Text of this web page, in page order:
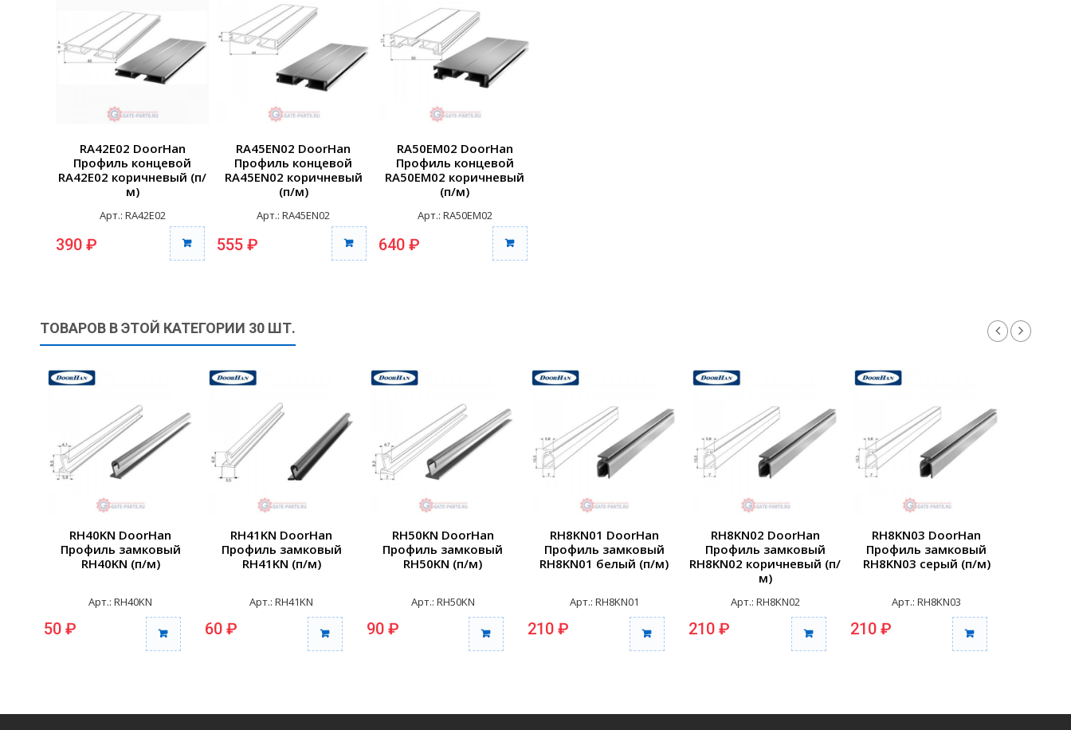
RA42E02 DoorHan
Профиль концевой
RA42E02 коричневый (п/
м)
Арт.: RA42E02
390 ₽
RA45EN02 DoorHan
Профиль концевой
RA45EN02 коричневый
(п/м)
Арт.: RA45EN02
555 ₽
RA50EM02 DoorHan
Профиль концевой
RA50EM02 коричневый
(п/м)
Арт.: RA50EM02
640 ₽
ТОВАРОВ В ЭТОЙ КАТЕГОРИИ 30 ШТ.
RH40KN DoorHan
Профиль замковый
RH40KN (п/м)
Арт.: RH40KN
50 ₽
RH41KN DoorHan
Профиль замковый
RH41KN (п/м)
Арт.: RH41KN
60 ₽
RH50KN DoorHan
Профиль замковый
RH50KN (п/м)
Арт.: RH50KN
90 ₽
RH8KN01 DoorHan
Профиль замковый
RH8KN01 белый (п/м)
Арт.: RH8KN01
210 ₽
RH8KN02 DoorHan
Профиль замковый
RH8KN02 коричневый (п/
м)
Арт.: RH8KN02
210 ₽
RH8KN03 DoorHan
Профиль замковый
RH8KN03 серый (п/м)
Арт.: RH8KN03
210 ₽